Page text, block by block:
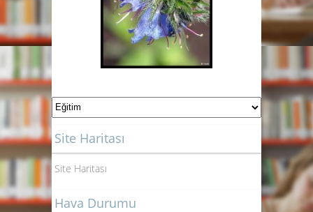
Site Haritası
Site Haritası
Hava Durumu